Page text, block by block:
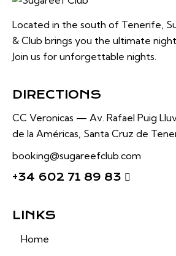
Located in the south of Tenerife,
& Club brings you the ultimate
Join us for unforgettable nights.
DIRECTIONS
CC Veronicas — Av. Rafael Puig
de la Américas, Santa Cruz de
booking@sugareefclub.com
+34 602 71 89 83
LINKS
Home